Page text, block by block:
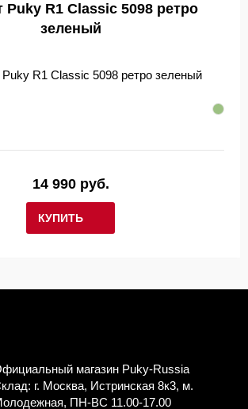
Puky R1 Classic 5098 ретро
зеленый
КУПИТЬ
14 990 руб.
магазин Puky-Russia
г. Москва, Истринская 8к3, м.
ПН-ВС 11.00-17.00